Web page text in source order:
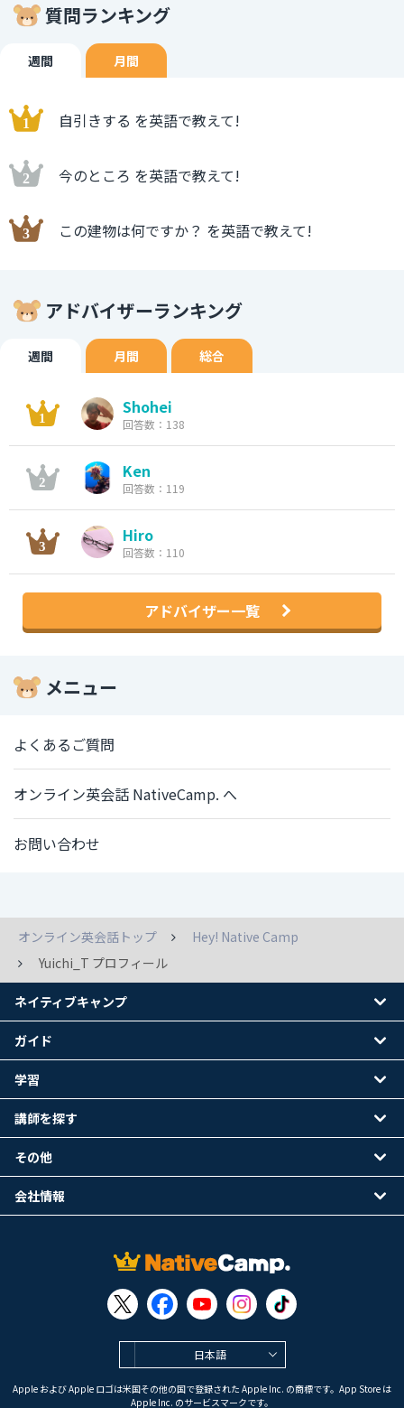
に、もっとカジュアルに言いたいときは I’ve never done a
ません。 という表現でもOKです。 ぜひ状況に応じて使い分
けてみてください。
質問ランキング
週間 月間
自引きする を英語で教えて!
今のところ を英語で教えて!
この建物は何ですか？ を英語で教えて!
アドバイザーランキング
週間 月間 総合
Shohei
回答数：138
Ken
回答数：119
Hiro
回答数：110
アドバイザー一覧
メニュー
よくあるご質問
オンライン英会話 NativeCamp. へ
お問い合わせ
オンライン英会話トップ
Hey! Native Camp
Yuichi_T プロフィール
日本語
Apple および Apple ロゴは米国その他の国で登録された Apple Inc. の商標です。App Store は
Apple Inc. のサービスマークです。
ネイティブキャンプ
ガイド
学習
講師を探す
その他
会社情報